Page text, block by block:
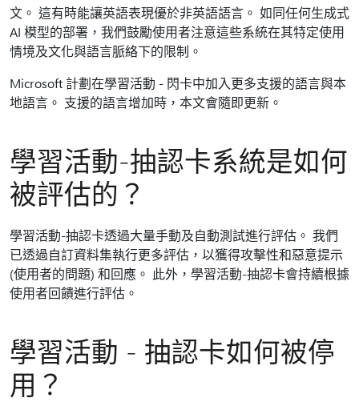
文。 這有時能讓英語表現優於非英語語言。 如同任何生成式
AI 模型的部署，我們鼓勵使用者注意這些系統在其特定使用
情境及文化與語言脈絡下的限制。
Microsoft 計劃在學習活動 - 閃卡中加入更多支援的語言與本
地語言。 支援的語言增加時，本文會隨即更新。
學習活動-抽認卡系統是如何
被評估的？
學習活動-抽認卡透過大量手動及自動測試進行評估。 我們
已透過自訂資料集執行更多評估，以獲得攻擊性和惡意提示
(使用者的問題) 和回應。 此外，學習活動-抽認卡會持續根據
使用者回饋進行評估。
學習活動 - 抽認卡如何被停
用？